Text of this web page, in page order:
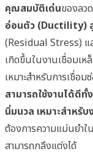
คุณสมบัติเด่นของลว
อ่อนตัว (Ductility)
(Residual Stress) แ
เกิดขึ้นในงานเชื่อมเห
เหมาะสำหรับการเชื่อ
สามารถใช้งานได้ดีทั้
นิ่มนวล เหมาะสำหรั
ต้องการความแม่นยำ
สามารถกลึงแต่งได้